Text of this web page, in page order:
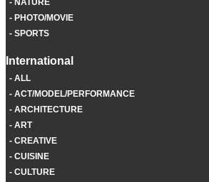
NATURE
PHOTO/MOVIE
SPORTS
International
ALL
ACT/MODEL/PERFORMANCE
ARCHITECTURE
ART
CREATIVE
CUISINE
CULTURE